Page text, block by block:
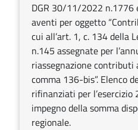
DGR 30/11/2022
aventi per oggetto
cui all’art. 1, c. 134 della
n.145 assegnate per
riassegnazione contributi
comma 136-bis”. Elenco
rifinanziati per l’esercizio
impegno della somma
regionale.